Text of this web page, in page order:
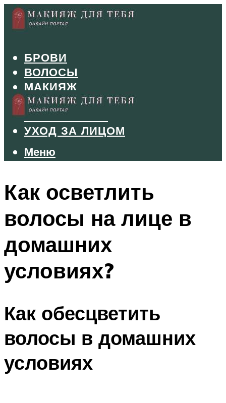
БРОВИ
ВОЛОСЫ
МАКИЯЖ
МАНИКЮР
ТУШЬ И ТЕНИ
УХОД ЗА ЛИЦОМ
Меню
Меню
Как осветлить
волосы на лице в
домашних
условиях?
Как обесцветить
волосы в домашних
условиях